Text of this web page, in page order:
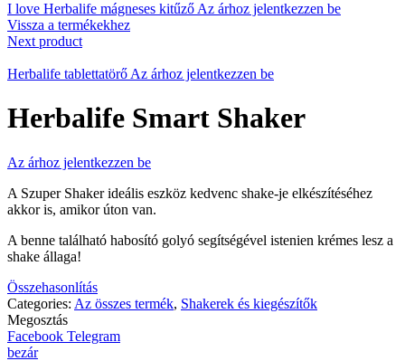
I love Herbalife mágneses kitűző Az árhoz jelentkezzen be
Vissza a termékekhez
Next product
Herbalife tablettatörő Az árhoz jelentkezzen be
Herbalife Smart Shaker
Az árhoz jelentkezzen be
A Szuper Shaker ideális eszköz kedvenc shake-je elkészítéséhez
akkor is, amikor úton van.
A benne található habosító golyó segítségével istenien krémes lesz a
shake állaga!
Összehasonlítás
Categories: Az összes termék, Shakerek és kiegészítők
Megosztás
Facebook Telegram
bezár